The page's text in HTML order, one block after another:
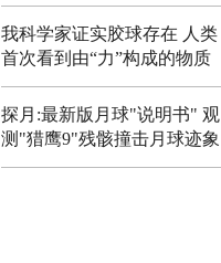
我科学家证实胶球存在 人类
首次看到由“力”构成的物质
探月:最新版月球"说明书" 观
测"猎鹰9"残骸撞击月球迹象